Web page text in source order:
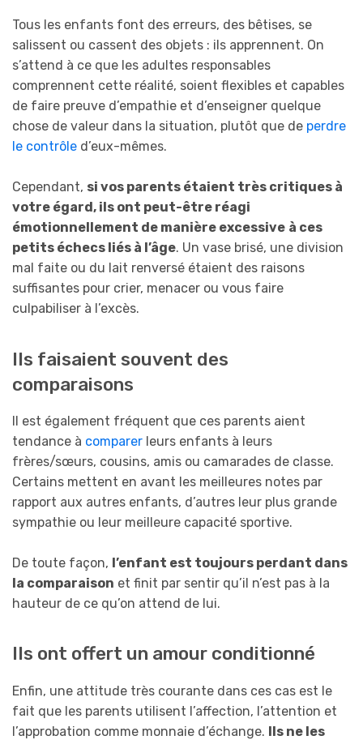
Tous les enfants font des erreurs, des bêtises, se
salissent ou cassent des objets : ils apprennent. On
s’attend à ce que les adultes responsables
comprennent cette réalité, soient flexibles et capables
de faire preuve d’empathie et d’enseigner quelque
chose de valeur dans la situation, plutôt que de perdre
le contrôle d’eux-mêmes.
Cependant, si vos parents étaient très critiques à
votre égard, ils ont peut-être réagi
émotionnellement de manière excessive à ces
petits échecs liés à l’âge. Un vase brisé, une division
mal faite ou du lait renversé étaient des raisons
suffisantes pour crier, menacer ou vous faire
culpabiliser à l’excès.
Ils faisaient souvent des
comparaisons
Il est également fréquent que ces parents aient
tendance à comparer leurs enfants à leurs
frères/sœurs, cousins, amis ou camarades de classe.
Certains mettent en avant les meilleures notes par
rapport aux autres enfants, d’autres leur plus grande
sympathie ou leur meilleure capacité sportive.
De toute façon, l’enfant est toujours perdant dans
la comparaison et finit par sentir qu’il n’est pas à la
hauteur de ce qu’on attend de lui.
Ils ont offert un amour conditionné
Enfin, une attitude très courante dans ces cas est le
fait que les parents utilisent l’affection, l’attention et
l’approbation comme monnaie d’échange. Ils ne les